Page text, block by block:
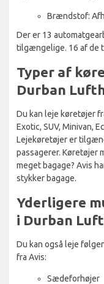
Brændstof:
Der er 13
tilgængelige. 16 af de
Typer af
Durban
Du kan leje køretøjer
Exotic, SUV, Minivan,
Lejekøretøjer er
passagerer. Køretøjer
meget bagage? Avis
stykker bagage.
Yderligere
i Durban
Du kan også leje
fra Avis:
Sædeforhøjer